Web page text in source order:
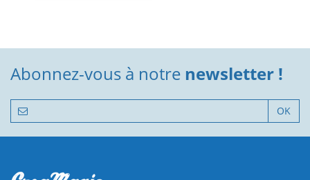
Abonnez-vous à notre newsletter !
OK